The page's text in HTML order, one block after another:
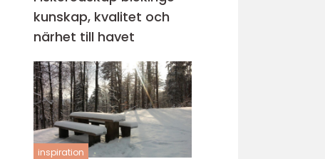
kunskap, kvalitet och
närhet till havet
inspiration